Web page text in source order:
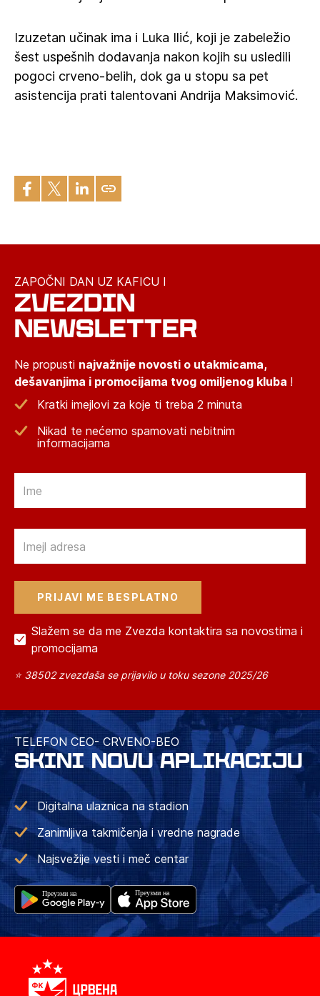
Izuzetan učinak ima i Luka Ilić, koji je zabeležio
šest uspešnih dodavanja nakon kojih su usledili
pogoci crveno-belih, dok ga u stopu sa pet
asistencija prati talentovani Andrija Maksimović.
ZAPOČNI DAN UZ KAFICU I
ZVEZDIN
NEWSLETTER
Ne propusti najvažnije novosti o utakmicama,
dešavanjima i promocijama tvog omiljenog kluba !
Kratki imejlovi za koje ti treba 2 minuta
Nikad te nećemo spamovati nebitnim
informacijama
Slažem se da me Zvezda kontaktira sa novostima i
promocijama
⭐ 38502 zvezdaša se prijavilo u toku sezone 2025/26
TELEFON CEO- CRVENO-BEO
SKINI NOVU APLIKACIJU
Digitalna ulaznica na stadion
Zanimljiva takmičenja i vredne nagrade
Najsvežije vesti i meč centar